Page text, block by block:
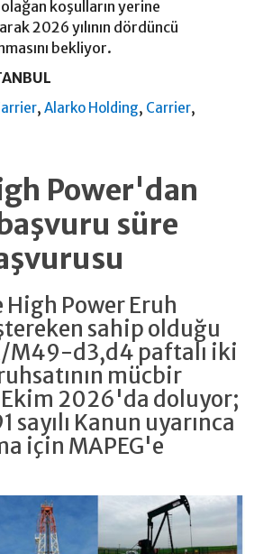
koşulların yerine
2026 yılının dördüncü
bekliyor.
,Alarko Holding, Carrier,
Power'dan
süre
High Power Eruh
sahip olduğu
M49-d3,d4 paftalı iki
mücbir
Ekim 2026'da doluyor;
Kanun uyarınca
için MAPEG'e